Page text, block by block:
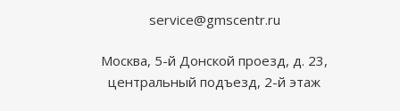
service@gmscentr.ru
Москва, 5-й Донской проезд, д. 23,
центральный подъезд, 2-й этаж